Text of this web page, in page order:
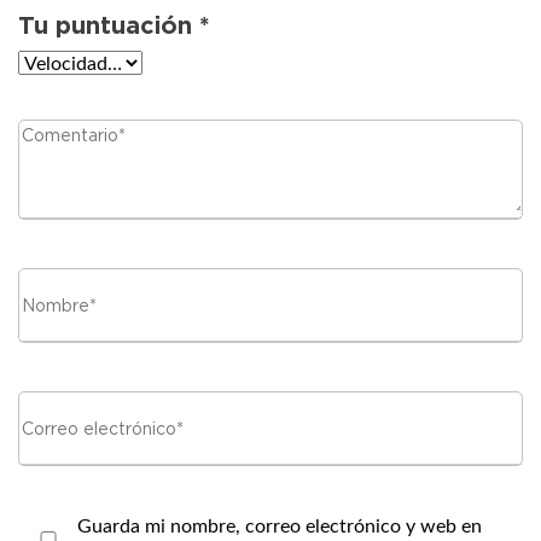
Guarda mi nombre, correo electrónico y web en